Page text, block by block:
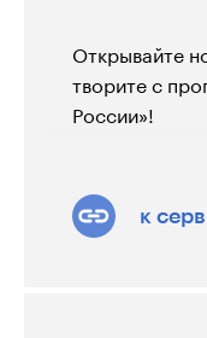
Открывайте
творите с
России»!
к